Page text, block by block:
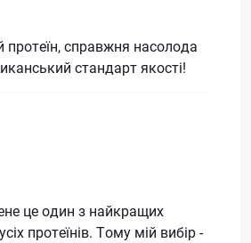
справжня насолода
стандарт якості!
це один з найкращих
протеїнів. Тому мій вибір -